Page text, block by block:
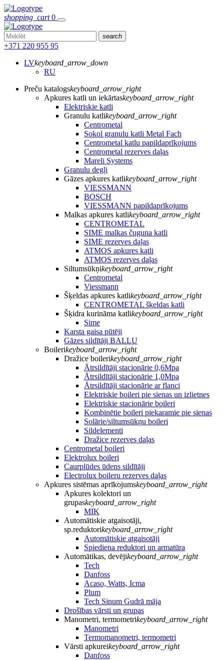
shopping_cart 0
search
+371 220 955 95
LVkeyboard_arrow_down
RU
Preču katalogskeyboard_arrow_right
Apkures katli un iekārtaskeyboard_arrow_right
Elektriskie katli
Granulu katlikeyboard_arrow_right
Centrometal
Sokol granulu katli Metal Fach
Centrometal katlu papildaprīkojums
Centrometal rezerves daļas
Mareli Systems
Granulu degļi
Gāzes apkures katlikeyboard_arrow_right
VIESSMANN
BOSCH
VIESSMANN papildaprīkojums
Malkas apkures katlikeyboard_arrow_right
CENTROMETAL
SIME malkas čuguna katli
SIME rezerves daļas
ATMOS apkures katli
ATMOS rezerves daļas
Siltumsūkņikeyboard_arrow_right
Centrometal
Viessmann
Šķeldas apkures katlikeyboard_arrow_right
CENTROMETAL šķeldas katli
Šķidra kurināma katlikeyboard_arrow_right
Sime
Karsta gaisa pūtēji
Gāzes sildītāji BALLU
Boilerikeyboard_arrow_right
Dražice boilerikeyboard_arrow_right
Ātrsildītāji stacionārie 0,6Mpa
Ātrsildītāji stacionārie 1,0Mpa
Ātrsildītāji stacionārie ar flanci
Elektriskie boileri pie sienas un izlietnes
Elektriskie stacionārie boileri
Kombinētie boileri piekaramie pie sienas
Solārie/siltumsūkņu boileri
Sildelementi
Dražice rezerves daļas
Centrometal boileri
Elektrolux boileri
Caurplūdes ūdens sildītāji
Electrolux boileru rezerves daļas
Apkures sistēmas aprīkojumskeyboard_arrow_right
Apkures kolektori un
grupaskeyboard_arrow_right
MIK
Automātiskie atgaisotāji,
sp.reduktorikeyboard_arrow_right
Automātiskie atgaisotāji
Spiediena reduktori un armatūra
Automātikas, devējikeyboard_arrow_right
Tech
Danfoss
Acaso, Watts, Icma
Plum
Tech Sinum Gudrā māja
Drošības vārsti un grupas
Manometri, termometrikeyboard_arrow_right
Manometri
Termomanometri, termometri
Vārsti apkureikeyboard_arrow_right
Danfoss